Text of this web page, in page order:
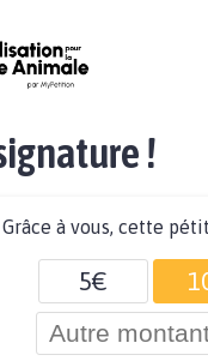
!
Grâce à vous, cette
5€